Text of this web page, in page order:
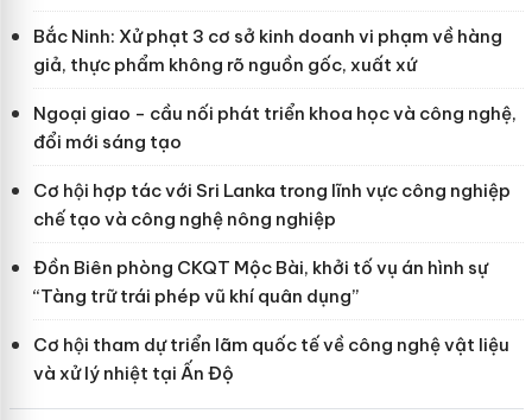
Bắc Ninh: Xử phạt 3 cơ sở kinh doanh vi phạm về hàng
giả, thực phẩm không rõ nguồn gốc, xuất xứ
Ngoại giao - cầu nối phát triển khoa học và công nghệ,
đổi mới sáng tạo
Cơ hội hợp tác với Sri Lanka trong lĩnh vực công nghiệp
chế tạo và công nghệ nông nghiệp
Đồn Biên phòng CKQT Mộc Bài, khởi tố vụ án hình sự
“Tàng trữ trái phép vũ khí quân dụng”
Cơ hội tham dự triển lãm quốc tế về công nghệ vật liệu
và xử lý nhiệt tại Ấn Độ